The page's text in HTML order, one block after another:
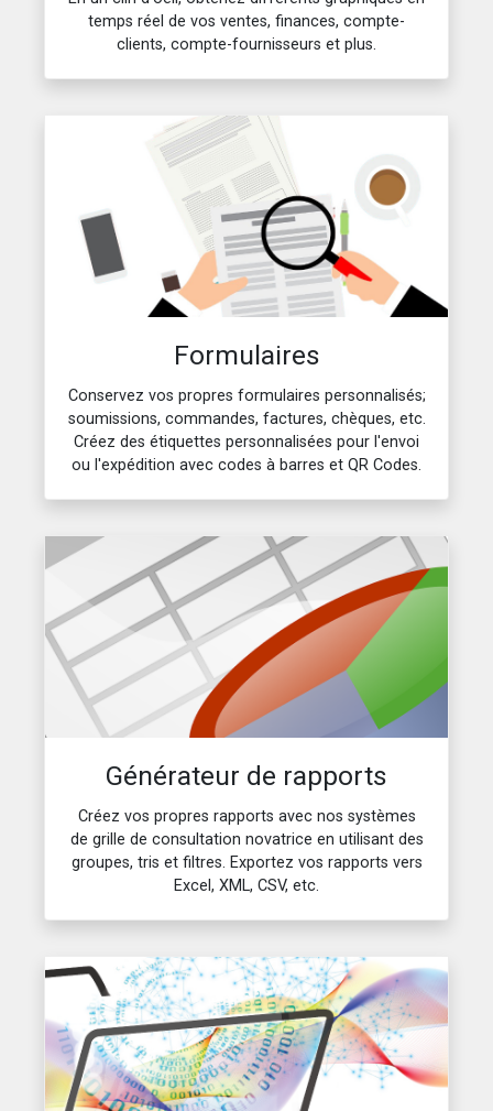
temps réel de vos ventes, finances, compte-
clients, compte-fournisseurs et plus.
Formulaires
Conservez vos propres formulaires personnalisés;
soumissions, commandes, factures, chèques, etc.
Créez des étiquettes personnalisées pour l'envoi
ou l'expédition avec codes à barres et QR Codes.
Générateur de rapports
Créez vos propres rapports avec nos systèmes
de grille de consultation novatrice en utilisant des
groupes, tris et filtres. Exportez vos rapports vers
Excel, XML, CSV, etc.